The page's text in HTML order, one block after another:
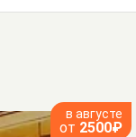
в августе
от 2500₽